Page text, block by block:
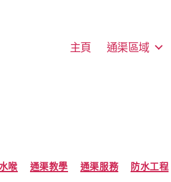
主頁 通渠區域
Categories
喉 通渠教學 通渠服務 防水工程